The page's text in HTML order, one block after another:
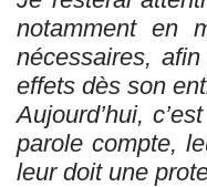
notamment en
nécessaires,
effets dès son
Aujourd’hui,
parole compte,
leur doit une